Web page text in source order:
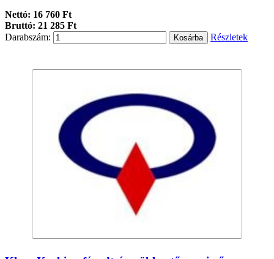
Nettó: 16 760 Ft
Bruttó: 21 285 Ft
Darabszám:
Részletek